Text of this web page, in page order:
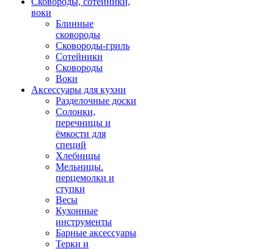
воки
Блинные
сковороды
Сковороды-гриль
Сотейники
Сковороды
Воки
Аксессуары для кухни
Разделочные доски
Солонки,
перечницы и
ёмкости для
специй
Хлебницы
Мельницы.
перцемолки и
ступки
Весы
Кухонные
инструменты
Барные аксессуары
Терки и